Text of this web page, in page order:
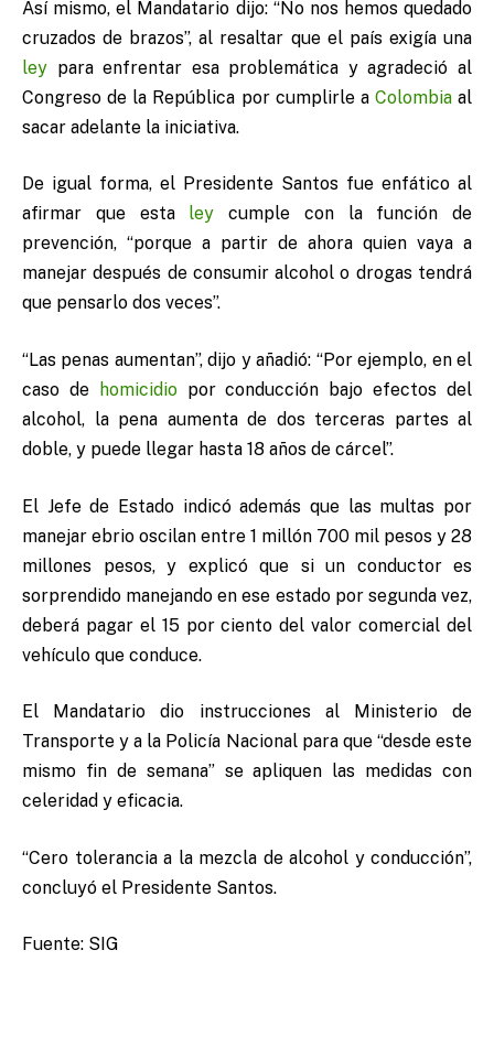
Así mismo, el Mandatario dijo: “No nos hemos quedado
cruzados de brazos”, al resaltar que el país exigía una
ley para enfrentar esa problemática y agradeció al
Congreso de la República por cumplirle a Colombiaal
sacar adelante la iniciativa.
De igual forma, el Presidente Santos fue enfático al
afirmar que esta ley cumple con la función de
prevención, “porque a partir de ahora quien vaya a
manejar después de consumir alcohol o drogas tendrá
que pensarlo dos veces”.
“Las penas aumentan”, dijo y añadió: “Por ejemplo, en el
caso de
homicidiopor conducción bajo efectos del
alcohol, la pena aumenta de dos terceras partes al
doble, y puede llegar hasta 18 años de cárcel”.
El Jefe de Estado indicó además que las multas por
manejar ebrio oscilan entre 1 millón 700 mil pesos y 28
millones pesos, y explicó que si un conductor es
sorprendido manejando en ese estado por segunda vez,
deberá pagar el 15 por ciento del valor comercial del
vehículo que conduce.
El Mandatario dio instrucciones al Ministerio de
Transporte y a la Policía Nacional para que “desde este
mismo fin de semana” se apliquen las medidas con
celeridad y eficacia.
“Cero tolerancia a la mezcla de alcohol y conducción”,
concluyó el Presidente Santos.
Fuente: SIG